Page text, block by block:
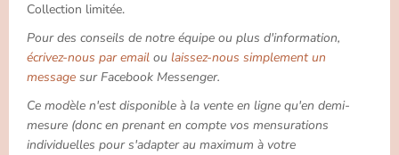
Collection limitée.
Pour des conseils de notre équipe ou plus d'information,
écrivez-nous par email ou laissez-nous simplement un
message sur Facebook Messenger.
Ce modèle n'est disponible à la vente en ligne qu'en demi-
mesure (donc en prenant en compte vos mensurations
individuelles pour s'adapter au maximum à votre